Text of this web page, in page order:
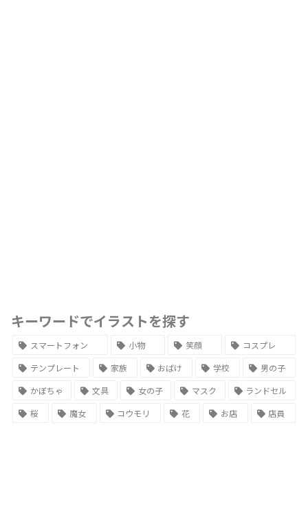
キーワードでイラストを探す
スマートフォン 小物 笑顔
コスプレ
テンプレート
家族 おばけ 学校
男の子
かぼちゃ
文具 女の子 マスク
ランドセル
桜
魔女 コウモリ 花 お店 店員